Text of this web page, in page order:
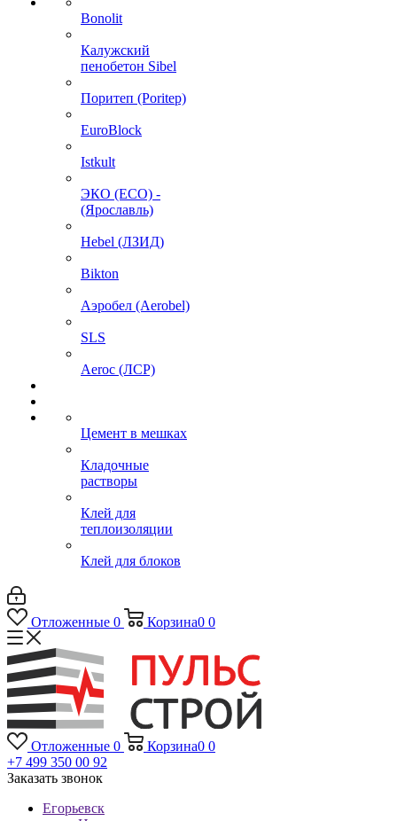
Bonolit
Калужский
пенобетон Sibel
Поритеп (Poritep)
EuroBlock
Istkult
ЭКО (ECO) -
(Ярославль)
Hebel (ЛЗИД)
Bikton
Аэробел (Aerobel)
SLS
Aeroc (ЛСР)
Цемент в мешках
Кладочные
растворы
Клей для
теплоизоляции
Клей для блоков
Отложенные 0 Корзина0 0
Отложенные 0 Корзина0 0
+7 499 350 00 92
Заказать звонок
Егорьевск